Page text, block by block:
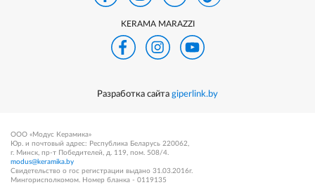
KERAMA MARAZZI
Разработка сайта giperlink.by
ООО «Модус Керамика»
Юр. и почтовый адрес: Республика Беларусь 220062,
г. Минск, пр-т Победителей, д. 119, пом. 508/4.
modus@keramika.by
Свидетельство о гос регистрации выдано 31.03.2016г.
Мингорисполкомом. Номер бланка - 0119135